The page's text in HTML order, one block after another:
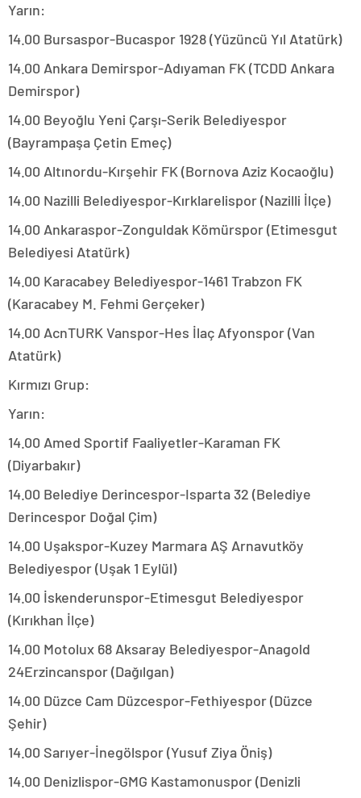
Yarın:
14.00 Bursaspor-Bucaspor 1928 (Yüzüncü Yıl Atatürk)
14.00 Ankara Demirspor-Adıyaman FK (TCDD Ankara
Demirspor)
14.00 Beyoğlu Yeni Çarşı-Serik Belediyespor
(Bayrampaşa Çetin Emeç)
14.00 Altınordu-Kırşehir FK (Bornova Aziz Kocaoğlu)
14.00 Nazilli Belediyespor-Kırklarelispor (Nazilli İlçe)
14.00 Ankaraspor-Zonguldak Kömürspor (Etimesgut
Belediyesi Atatürk)
14.00 Karacabey Belediyespor-1461 Trabzon FK
(Karacabey M. Fehmi Gerçeker)
14.00 AcnTURK Vanspor-Hes İlaç Afyonspor (Van
Atatürk)
Kırmızı Grup:
Yarın:
14.00 Amed Sportif Faaliyetler-Karaman FK
(Diyarbakır)
14.00 Belediye Derincespor-Isparta 32 (Belediye
Derincespor Doğal Çim)
14.00 Uşakspor-Kuzey Marmara AŞ Arnavutköy
Belediyespor (Uşak 1 Eylül)
14.00 İskenderunspor-Etimesgut Belediyespor
(Kırıkhan İlçe)
14.00 Motolux 68 Aksaray Belediyespor-Anagold
24Erzincanspor (Dağılgan)
14.00 Düzce Cam Düzcespor-Fethiyespor (Düzce
Şehir)
14.00 Sarıyer-İnegölspor (Yusuf Ziya Öniş)
14.00 Denizlispor-GMG Kastamonuspor (Denizli